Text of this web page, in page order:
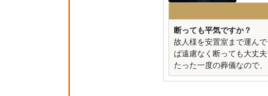
断っても平気ですか？
故人様を安置室まで運ん
ば遠慮なく断っても大丈夫
たった一度の葬儀なので